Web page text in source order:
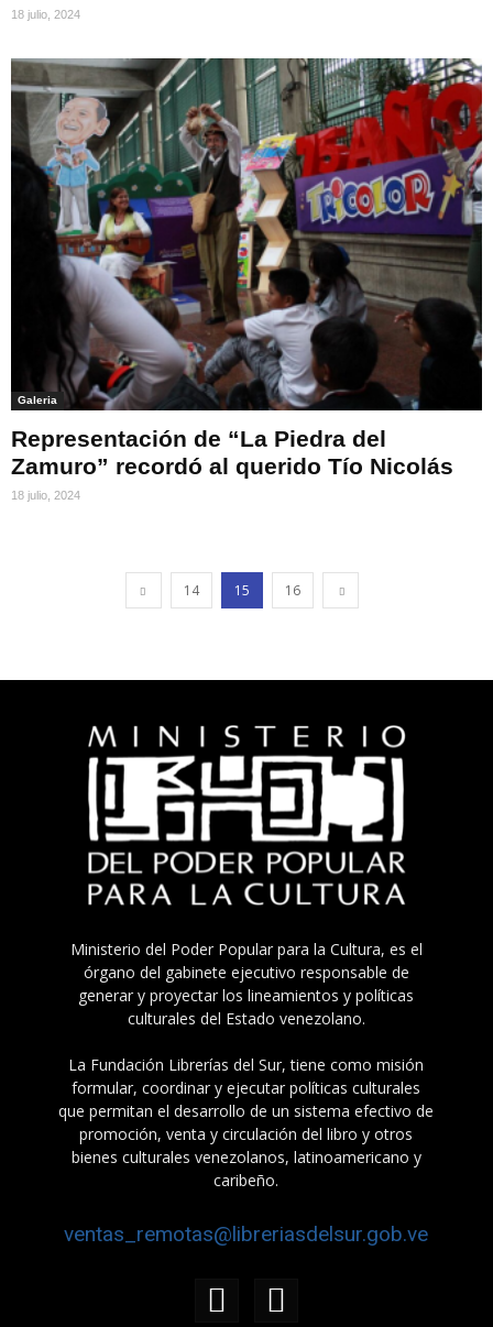
18 julio, 2024
Galeria
Representación de “La Piedra del
Zamuro” recordó al querido Tío Nicolás
18 julio, 2024
14 15 16
Ministerio del Poder Popular para la Cultura, es el
órgano del gabinete ejecutivo responsable de
generar y proyectar los lineamientos y políticas
culturales del Estado venezolano.
La Fundación Librerías del Sur, tiene como misión
formular, coordinar y ejecutar políticas culturales
que permitan el desarrollo de un sistema efectivo de
promoción, venta y circulación del libro y otros
bienes culturales venezolanos, latinoamericano y
caribeño.
ventas_remotas@libreriasdelsur.gob.ve